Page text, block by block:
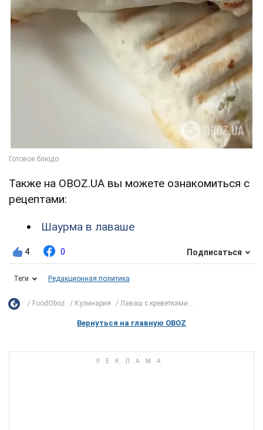
Также на OBOZ.UA вы можете ознакомиться с
рецептами:
Шаурма в лаваше
4 0 Подписаться
Теги Редакционная политика
FoodOboz Кулинария Лаваш с креветками...
Вернуться на главную OBOZ